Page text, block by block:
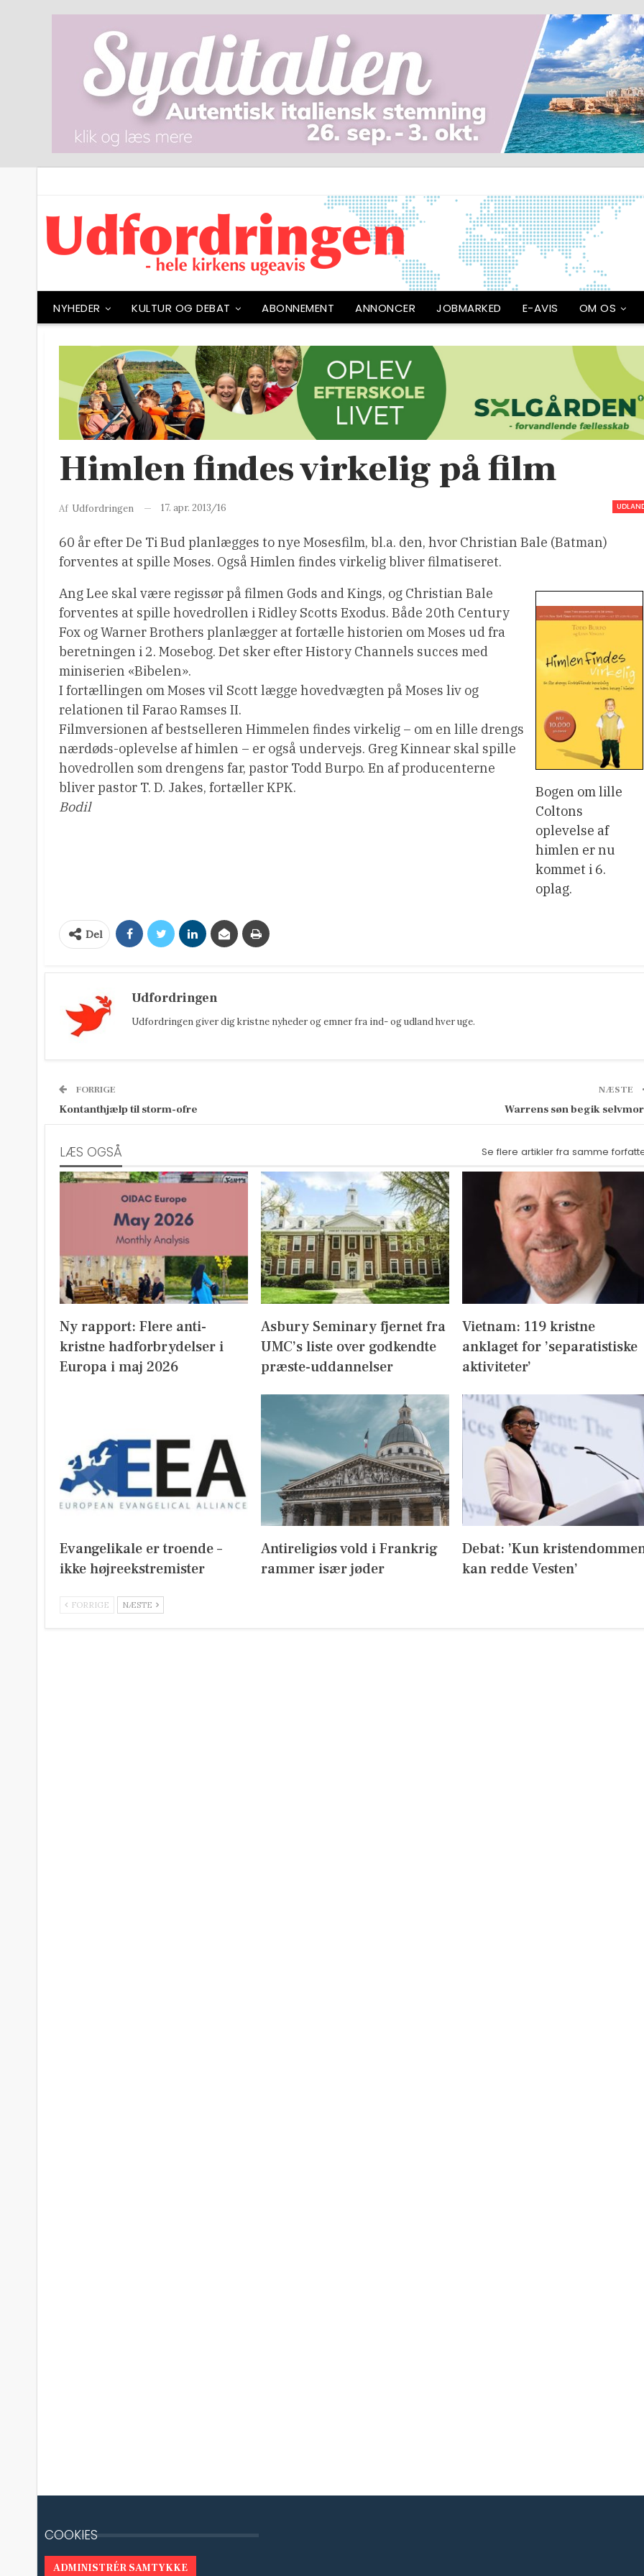
NYHEDER KULTUR OG DEBAT ABONNEMENT ANNONCER JOBMARKED E-AVIS OM OS
Himlen findes virkelig på film
Af Udfordringen 17. apr. 2013/16
60 år efter De Ti Bud planlægges to nye Mosesfilm, bl.a. den, hvor Christian Bale (Batman)
forventes at spille Moses. Også Himlen findes virkelig bliver filmatiseret.
Bogen om lille
Coltons
oplevelse af
himlen er nu
kommet i 6.
oplag.
Ang Lee skal være regissør på filmen Gods and Kings, og Christian Bale
forventes at spille hovedrollen i Ridley Scotts Exodus. Både 20th Century
Fox og Warner Brothers planlægger at fortælle historien om Moses ud fra
beretningen i 2. Mosebog. Det sker efter History Channels succes med
miniserien «Bibelen».
I fortællingen om Moses vil Scott lægge hovedvægten på Moses liv og
relationen til Farao Ramses II.
Filmversionen af bestselleren Himmelen findes virkelig – om en lille drengs
nærdøds-oplevelse af himlen – er også undervejs. Greg Kinnear skal spille
hovedrollen som drengens far, pastor Todd Burpo. En af producenterne
bliver pastor T. D. Jakes, fortæller KPK.
Bodil
Del
Udfordringen
Udfordringen giver dig kristne nyheder og emner fra ind- og udland hver uge.
FORRIGE
Kontanthjælp til storm-ofre
NÆSTE
Warrens søn begik
LÆS OGSÅ Se flere artikler fra samme
Ny rapport: Flere anti-
kristne hadforbrydelser i
Europa i maj 2026
Asbury Seminary fjernet fra
UMC’s liste over godkendte
præste-uddannelser
Vietnam: 119 kristne
anklaget for ’separatistiske
aktiviteter’
Evangelikale er troende –
ikke højreekstremister
Antireligiøs vold i Frankrig
rammer især jøder
Debat: ’Kun
kan redde Vesten’
FORRIGE NÆSTE
COOKIES
ADMINISTRÉR SAMTYKKE